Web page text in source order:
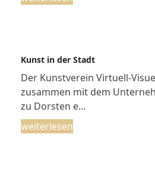
Kunst in der Stadt
Der Kunstverein Virtuell-
zusammen mit dem
zu Dorsten e…
weiterlesen